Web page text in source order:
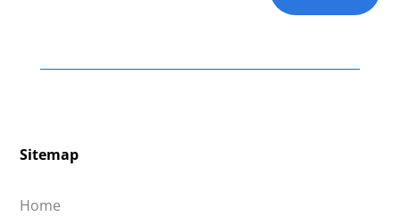
Sitemap
Home